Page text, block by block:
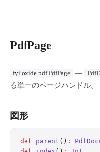
PdfPage
fyi.oxide.pdf.PdfPage —
る単一のページハンドル。
図形
def parent () :